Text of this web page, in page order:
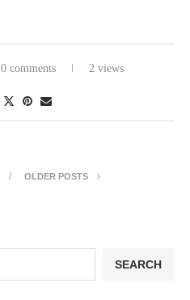
0 comments 2 views
OLDER POSTS
SEARCH